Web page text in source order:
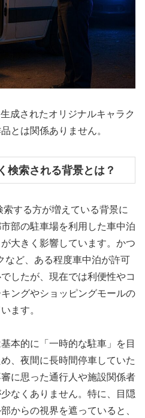
成されたオリジナルキャラク
とは関係ありません。
検索される背景とは？
する方が増えている背景に
部の駐車場を利用した車中泊
大きく影響しています。かつ
など、ある程度車中泊が許可
したが、現在では利便性やコ
ングやショッピングモールの
ます。
本的に「一時的な駐車」を目
、夜間に長時間停車していた
に思った通行人や施設関係者
なくありません。特に、目隠
からの視界を遮っていると、